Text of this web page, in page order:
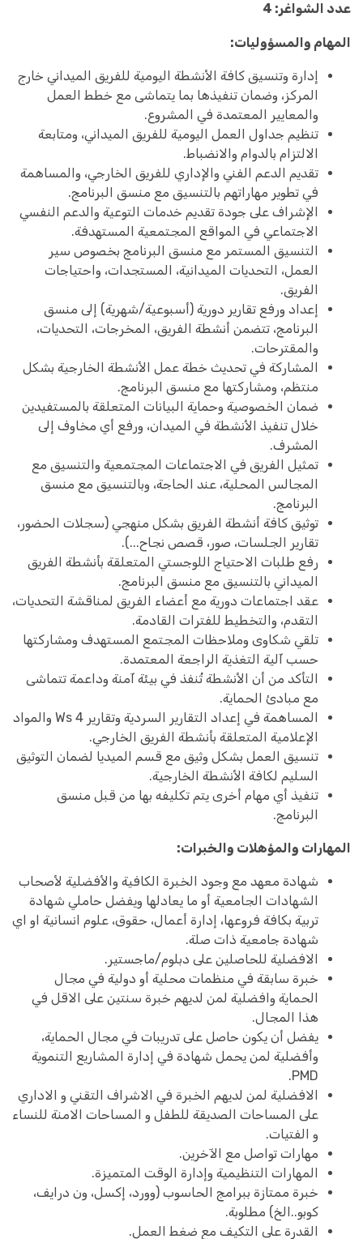
عدد الشواغر: 4
المهام والمسؤوليات:
إدارة وتنسيق كافة الأنشطة اليومية للفريق الميداني خارج
المركز، وضمان تنفيذها بما يتماشى مع خطط العمل
والمعايير المعتمدة في المشروع.
تنظيم جداول العمل اليومية للفريق الميداني، ومتابعة
الالتزام بالدوام والانضباط.
تقديم الدعم الفني والإداري للفريق الخارجي، والمساهمة
في تطوير مهاراتهم بالتنسيق مع منسق البرنامج.
الإشراف على جودة تقديم خدمات التوعية والدعم النفسي
الاجتماعي في المواقع المجتمعية المستهدفة.
التنسيق المستمر مع منسق البرنامج بخصوص سير
العمل، التحديات الميدانية، المستجدات، واحتياجات
الفريق.
إعداد ورفع تقارير دورية (أسبوعية/شهرية) إلى منسق
البرنامج، تتضمن أنشطة الفريق، المخرجات، التحديات،
والمقترحات.
المشاركة في تحديث خطة عمل الأنشطة الخارجية بشكل
منتظم، ومشاركتها مع منسق البرنامج.
ضمان الخصوصية وحماية البيانات المتعلقة بالمستفيدين
خلال تنفيذ الأنشطة في الميدان، ورفع أي مخاوف إلى
المشرف.
تمثيل الفريق في الاجتماعات المجتمعية والتنسيق مع
المجالس المحلية، عند الحاجة، وبالتنسيق مع منسق
البرنامج.
توثيق كافة أنشطة الفريق بشكل منهجي (سجلات الحضور،
تقارير الجلسات، صور، قصص نجاح...).
رفع طلبات الاحتياج اللوجستي المتعلقة بأنشطة الفريق
الميداني بالتنسيق مع منسق البرنامج.
عقد اجتماعات دورية مع أعضاء الفريق لمناقشة التحديات،
التقدم، والتخطيط للفترات القادمة.
تلقي شكاوى وملاحظات المجتمع المستهدف ومشاركتها
حسب آلية التغذية الراجعة المعتمدة.
التأكد من أن الأنشطة تُنفذ في بيئة آمنة وداعمة تتماشى
مع مبادئ الحماية.
المساهمة في إعداد التقارير السردية وتقارير 4 Ws والمواد
الإعلامية المتعلقة بأنشطة الفريق الخارجي.
تنسيق العمل بشكل وثيق مع قسم الميديا لضمان التوثيق
السليم لكافة الأنشطة الخارجية.
تنفيذ أي مهام أخرى يتم تكليفه بها من قبل منسق
البرنامج.
المهارات والمؤهلات والخبرات:
شهادة معهد مع وجود الخبرة الكافية والأفضلية لأصحاب
الشهادات الجامعية أو ما يعادلها ويفضل حاملي شهادة
تربية بكافة فروعها، إدارة أعمال، حقوق، علوم انسانية او اي
شهادة جامعية ذات صلة.
الافضلية للحاصلين على دبلوم/ماجستير.
خبرة سابقة في منظمات محلية أو دولية في مجال
الحماية وافضلية لمن لديهم خبرة سنتين على الاقل في
هذا المجال.
يفضل أن يكون حاصل على تدريبات في مجال الحماية،
وأفضلية لمن يحمل شهادة في إدارة المشاريع التنموية
PMD.
الافضلية لمن لديهم الخبرة في الاشراف التقني و الاداري
على المساحات الصديقة للطفل و المساحات الامنة للنساء
و الفتيات.
مهارات تواصل مع الآخرين.
المهارات التنظيمية وإدارة الوقت المتميزة.
خبرة ممتازة ببرامج الحاسوب (وورد، إكسل، ون درايف،
كوبو..الخ) مطلوبة.
القدرة على التكيف مع ضغط العمل.